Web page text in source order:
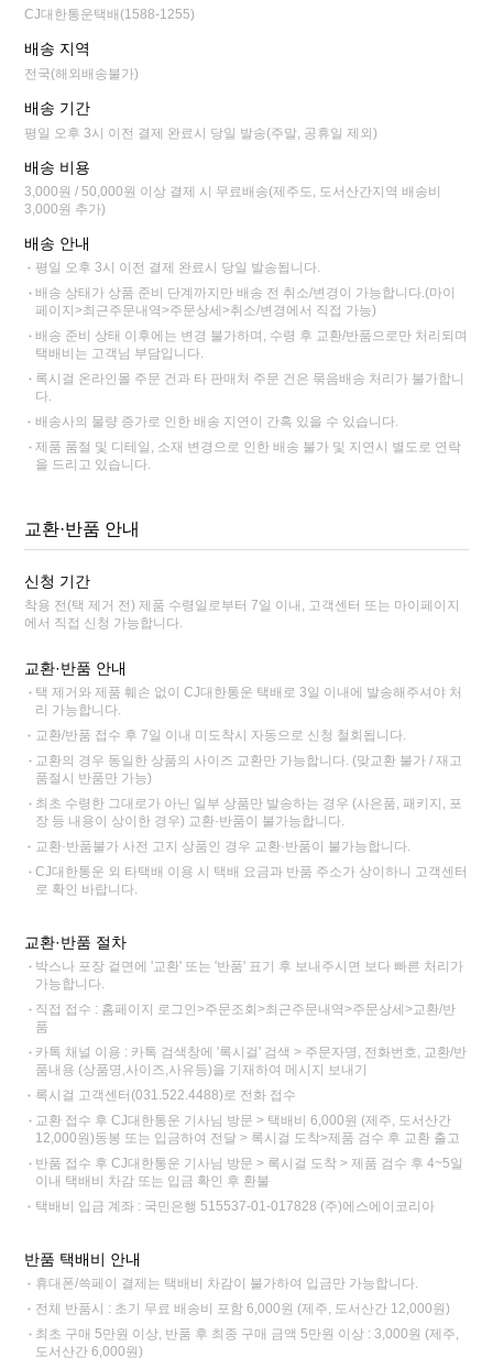
CJ대한통운택배(1588-1255)
배송 지역
전국(해외배송불가)
배송 기간
평일 오후 3시 이전 결제 완료시 당일 발송(주말, 공휴일 제외)
배송 비용
3,000원 / 50,000원 이상 결제 시 무료배송(제주도, 도서산간지역 배송비
3,000원 추가)
배송 안내
평일 오후 3시 이전 결제 완료시 당일 발송됩니다.
배송 상태가 상품 준비 단계까지만 배송 전 취소/변경이 가능합니다.(마이
페이지>최근주문내역>주문상세>취소/변경에서 직접 가능)
배송 준비 상태 이후에는 변경 불가하며, 수령 후 교환/반품으로만 처리되며
택배비는 고객님 부담입니다.
록시걸 온라인몰 주문 건과 타 판매처 주문 건은 묶음배송 처리가 불가합니
다.
배송사의 물량 증가로 인한 배송 지연이 간혹 있을 수 있습니다.
제품 품절 및 디테일, 소재 변경으로 인한 배송 불가 및 지연시 별도로 연락
을 드리고 있습니다.
교환·반품 안내
신청 기간
착용 전(택 제거 전) 제품 수령일로부터 7일 이내, 고객센터 또는 마이페이지
에서 직접 신청 가능합니다.
교환·반품 안내
택 제거와 제품 훼손 없이 CJ대한통운 택배로 3일 이내에 발송해주셔야 처
리 가능합니다.
교환/반품 접수 후 7일 이내 미도착시 자동으로 신청 철회됩니다.
교환의 경우 동일한 상품의 사이즈 교환만 가능합니다. (맞교환 불가 / 재고
품절시 반품만 가능)
최초 수령한 그대로가 아닌 일부 상품만 발송하는 경우 (사은품, 패키지, 포
장 등 내용이 상이한 경우) 교환·반품이 불가능합니다.
교환·반품불가 사전 고지 상품인 경우 교환·반품이 불가능합니다.
CJ대한통운 외 타택배 이용 시 택배 요금과 반품 주소가 상이하니 고객센터
로 확인 바랍니다.
교환·반품 절차
박스나 포장 겉면에 '교환' 또는 '반품' 표기 후 보내주시면 보다 빠른 처리가
가능합니다.
직접 접수 : 홈페이지 로그인>주문조회>최근주문내역>주문상세>교환/반
품
카톡 채널 이용 : 카톡 검색창에 '록시걸' 검색 > 주문자명, 전화번호, 교환/반
품내용 (상품명,사이즈,사유등)을 기재하여 메시지 보내기
록시걸 고객센터(031.522.4488)로 전화 접수
교환 접수 후 CJ대한통운 기사님 방문 > 택배비 6,000원 (제주, 도서산간
12,000원)동봉 또는 입금하여 전달 > 록시걸 도착>제품 검수 후 교환 출고
반품 접수 후 CJ대한통운 기사님 방문 > 록시걸 도착 > 제품 검수 후 4~5일
이내 택배비 차감 또는 입금 확인 후 환불
택배비 입금 계좌 : 국민은행 515537-01-017828 (주)에스에이코리아
반품 택배비 안내
휴대폰/쓱페이 결제는 택배비 차감이 불가하여 입금만 가능합니다.
전체 반품시 : 초기 무료 배송비 포함 6,000원 (제주, 도서산간 12,000원)
최초 구매 5만원 이상, 반품 후 최종 구매 금액 5만원 이상 : 3,000원 (제주,
도서산간 6,000원)